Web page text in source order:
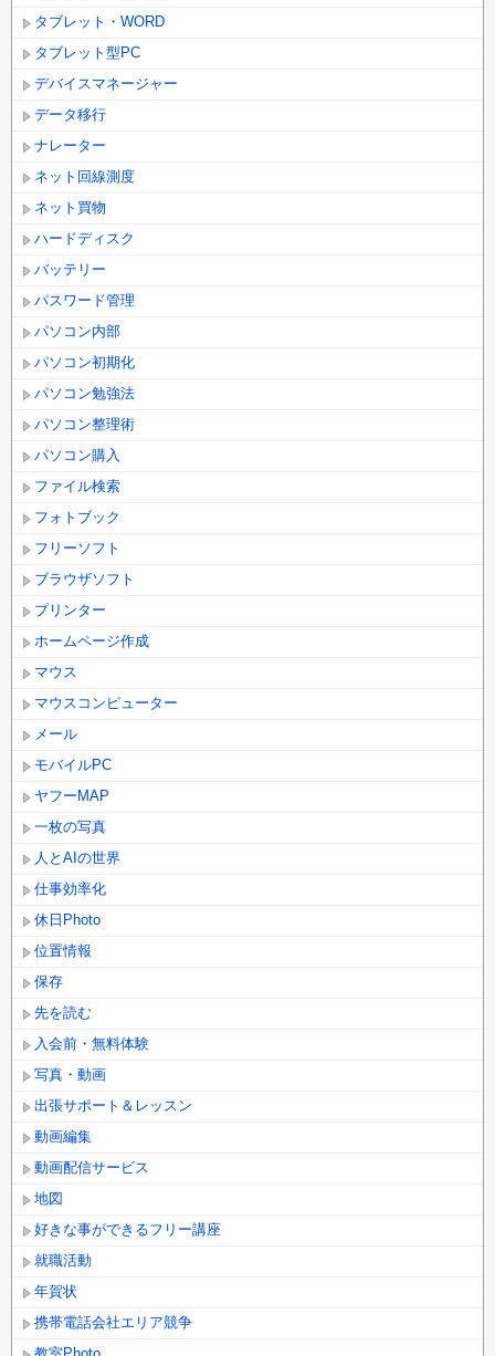
タブレット・WORD
タブレット型PC
デバイスマネージャー
データ移行
ナレーター
ネット回線測度
ネット買物
ハードディスク
バッテリー
パスワード管理
パソコン内部
パソコン初期化
パソコン勉強法
パソコン整理術
パソコン購入
ファイル検索
フォトブック
フリーソフト
ブラウザソフト
プリンター
ホームページ作成
マウス
マウスコンピューター
メール
モバイルPC
ヤフーMAP
一枚の写真
人とAIの世界
仕事効率化
休日Photo
位置情報
保存
先を読む
入会前・無料体験
写真・動画
出張サポート＆レッスン
動画編集
動画配信サービス
地図
好きな事ができるフリー講座
就職活動
年賀状
携帯電話会社エリア競争